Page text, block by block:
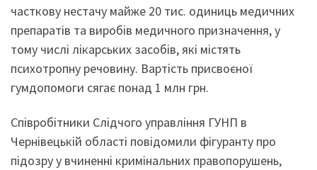
часткову нестачу майже 20 тис. одиниць медичних
препаратів та виробів медичного призначення, у
тому числі лікарських засобів, які містять
психотропну речовину. Вартість присвоєної
гумдопомоги сягає понад 1 млн грн.
Співробітники Слідчого управління ГУНП в
Чернівецькій області повідомили фігуранту про
підозру у вчиненні кримінальних правопорушень,